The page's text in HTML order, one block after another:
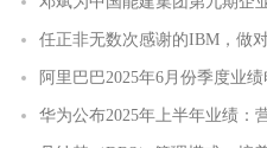
任正非无数次感谢的IBM，做
阿里巴巴2025年6月份季度业
华为公布2025年上半年业绩：